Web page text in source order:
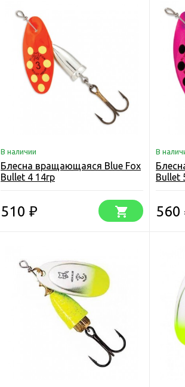
В наличии
Блесна вращающаяся Blue Fox
Bullet 4 14гр
510 ₽
В
Bullet
560